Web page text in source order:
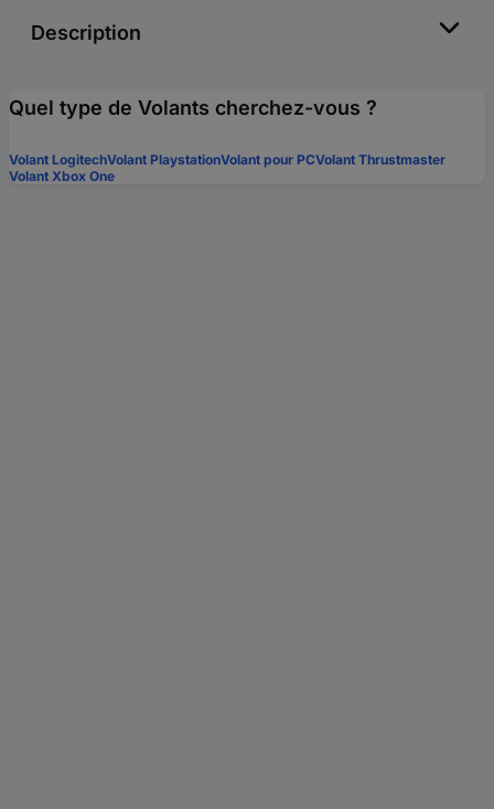
Description
Quel type de Volants cherchez-vous ?
Volant LogitechVolant PlaystationVolant pour PCVolant Thrustmaster
Volant Xbox One